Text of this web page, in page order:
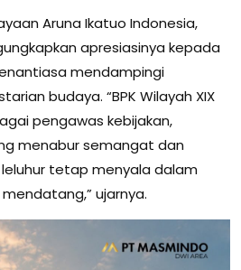
Aruna Ikatuo Indonesia,
apresiasinya kepada
mendampingi
budaya. “BPK Wilayah XIX
pengawas kebijakan,
menabur semangat dan
tetap menyala dalam
ujarnya.